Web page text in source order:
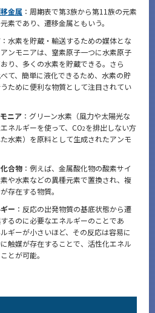
金属 ：周期表で第3族から第11族の元素
素であり、遷移金属ともいう。
：水素を貯蔵・輸送するための媒体とな
ンモニアは、窒素原子一つに水素原子
り、多くの水素を貯蔵できる。さら
て、簡単に液化できるため、水素の貯
ために便利な物質として注目されてい
ニア ：グリーン水素（風力や太陽光な
ネルギーを使って、CO2を排出しない方
水素）を原料として生成されたアンモ
合物 ：例えば、金属酸化物の酸素サイ
や水素などの異種元素で置換され、複
存在する物質。
ー ：反応の出発物質の基底状態から遷
るのに必要なエネルギーのことであ
ギーが小さいほど、その反応は容易に
触媒が存在することで、活性化エネル
とが可能。